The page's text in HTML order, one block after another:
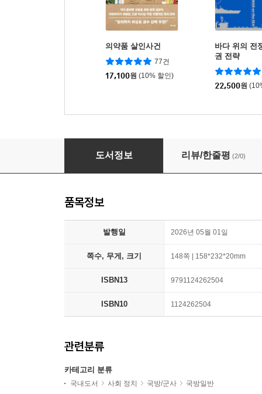
의약품 살인사건
77건
17,100원 (10% 할인)
바다 위의 전
권 전략
22,500원
특수작전 개론
도서정보 리뷰/한줄평 (2/0)
품목정보
발행일 2026년 05월 01일
쪽수, 무게, 크기 148쪽 | 158*232*20mm
ISBN13 9791124262504
ISBN10 1124262504
관련분류
카테고리 분류
국내도서 사회 정치 국방/군사 국방일반